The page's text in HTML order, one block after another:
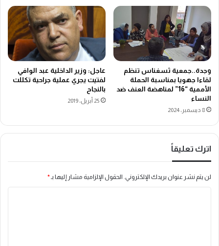
وجدة..جمعية ثسغناس تنظم
لقاءا جهويا بمناسبة الحملة
الأممية “16” لمناهضة العنف ضد
النساء
8 ديسمبر، 2024
عاجل: وزير الداخلية عبد الوافي
لفتيت يجري عملية جراحية تكللت
بالنجاح
25 أبريل، 2019
اترك تعليقاً
لن يتم نشر عنوان بريدك الإلكتروني. الحقول الإلزامية مشار إليها بـ *